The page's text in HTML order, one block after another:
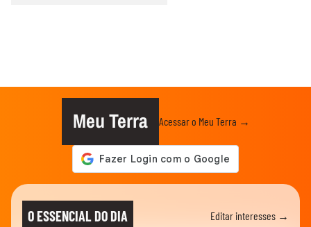
Meu Terra Acessar o Meu Terra →
O ESSENCIAL DO DIA Editar interesses →